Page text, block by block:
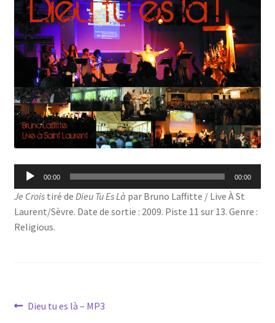
Lecteur
audio
00:00 00:00
Je Croistiré de Dieu Tu Es Là par Bruno Laffitte / Live À St
Laurent/Sèvre. Date de sortie : 2009. Piste 11 sur 13. Genre :
Religious.
Navigation
Article
Dieu tu es là – MP3